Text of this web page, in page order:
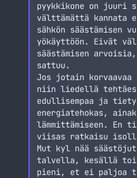
pyykkikone on
välttämättä kannata
sähkön säästämisen
yökäyttöön. Eivät
säästämisen
sattuu.
Jos jotain
niin liedellä
edullisempaa ja
energiatehokas,
lämmittämiseen. En
viisas ratkaisu
Mut kyl nää
talvella, kesällä toi
pieni, et ei paljoa